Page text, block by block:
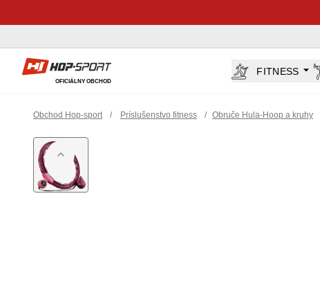
Hop-Sport.sk
OFICIÁLNY OBCHOD
FITNESS
Obchod Hop-sport / Príslušenstvo fitness / Obruče Hula-Hoop a kruhy